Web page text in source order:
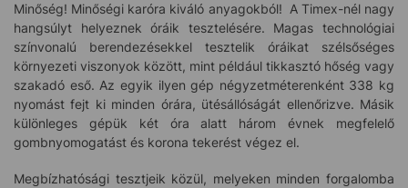
Minőség! Minőségi karóra kiváló anyagokból! A Timex-nél nagy
hangsúlyt helyeznek óráik tesztelésére. Magas technológiai
színvonalú berendezésekkel tesztelik óráikat szélsőséges
környezeti viszonyok között, mint például tikkasztó hőség vagy
szakadó eső. Az egyik ilyen gép négyzetméterenként 338 kg
nyomást fejt ki minden órára, ütésállóságát ellenőrizve. Másik
különleges gépük két óra alatt három évnek megfelelő
gombnyomogatást és korona tekerést végez el.
Megbízhatósági tesztjeik közül, melyeken minden forgalomba